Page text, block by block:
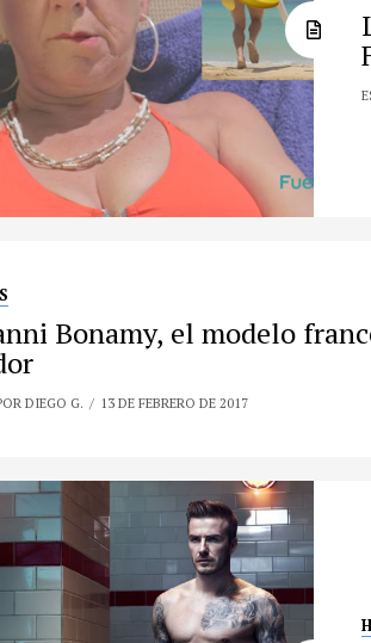
Bonamy, el modelo
DIEGO G. 13 DE FEBRERO DE 2017